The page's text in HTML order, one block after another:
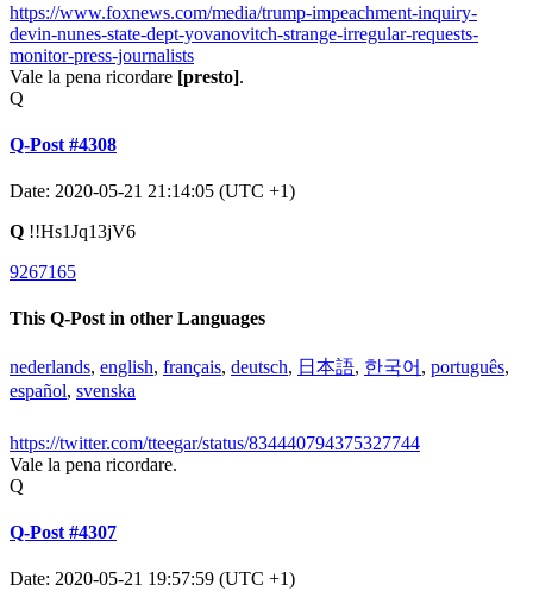
https://www.foxnews.com/media/trump-impeachment-inquiry-
devin-nunes-state-dept-yovanovitch-strange-irregular-requests-
monitor-press-journalists
Vale la pena ricordare [presto].
Q
Q-Post #4308
Date: 2020-05-21 21:14:05 (UTC +1)
Q !!Hs1Jq13jV6
9267165
This Q-Post in other Languages
nederlands, english, français, deutsch, 日本語, 한국어 , português,
español, svenska
https://twitter.com/tteegar/status/834440794375327744
Vale la pena ricordare.
Q
Q-Post #4307
Date: 2020-05-21 19:57:59 (UTC +1)